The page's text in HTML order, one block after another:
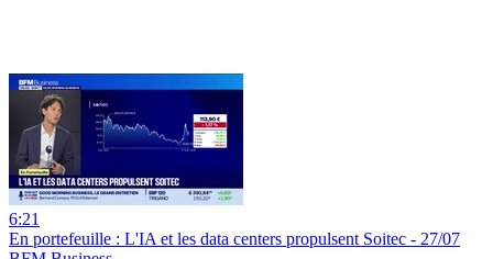
6:21
En portefeuille : L'IA et les data centers propulsent Soitec - 27/07